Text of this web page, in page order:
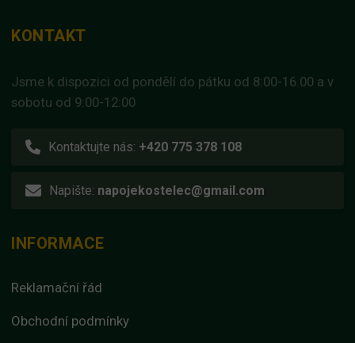
KONTAKT
Jsme k dispozici od pondělí do pátku od 8:00-16.00 a v
sobotu od 9:00-12:00
Kontaktujte nás: +420 775 378 108
Napište: napojekostelec@gmail.com
INFORMACE
Reklamační řád
Obchodní podmínky